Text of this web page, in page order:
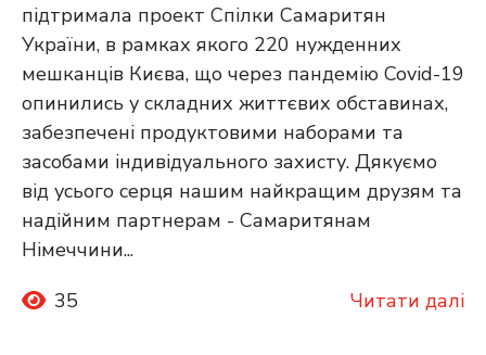
підтримала проект Спілки Самаритян
України, в рамках якого 220 нужденних
мешканців Києва, що через пандемію Covid-19
опинились у складних життєвих обставинах,
забезпечені продуктовими наборами та
засобами індивідуального захисту. Дякуємо
від усього серця нашим найкращим друзям та
надійним партнерам - Самаритянам
Німеччини...
35
Читати далі